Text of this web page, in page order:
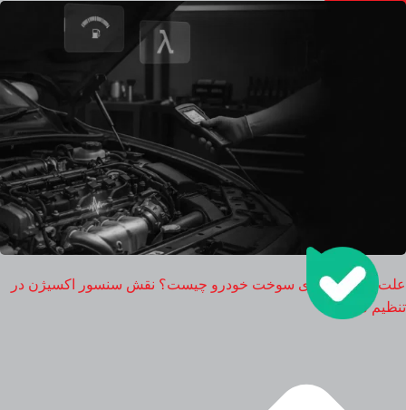
علت مصرف بالای سوخت خودرو چیست؟ نقش سنسور اکسیژن در
تنظیم موتور